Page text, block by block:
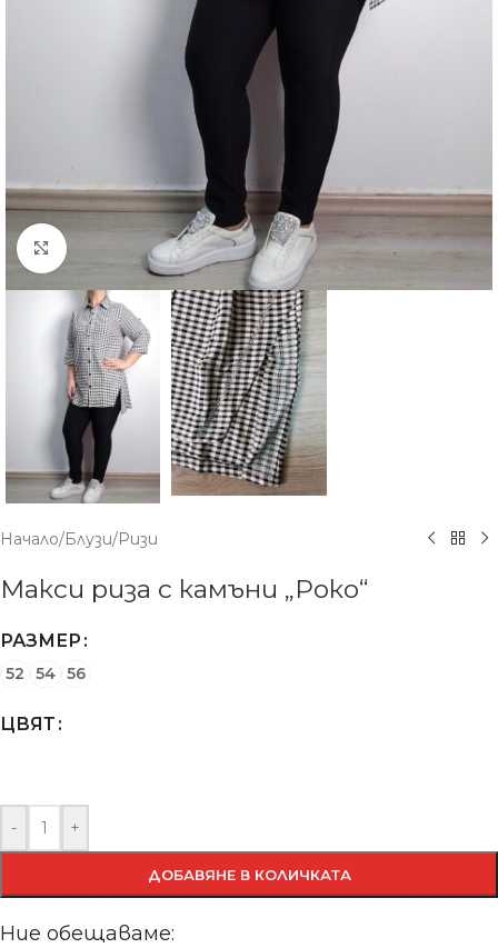
Увеличение
Начало/Блузи/Ризи
Макси риза с камъни „Роко“
РАЗМЕР
52 54 56
ЦВЯТ
- +
ДОБАВЯНЕ В КОЛИЧКАТА
Ние обещаваме: